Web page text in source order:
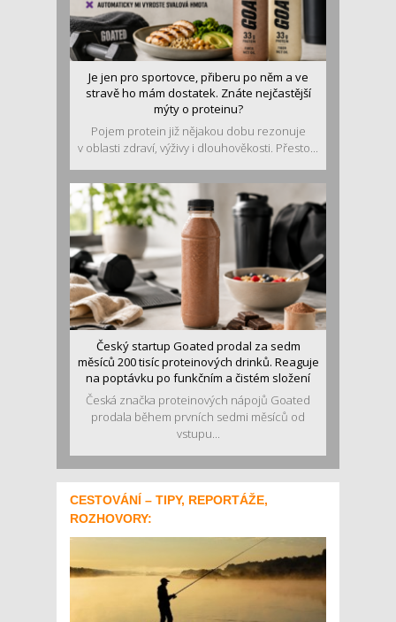
Je jen pro sportovce, přiberu po něm a ve
stravě ho mám dostatek. Znáte nejčastější
mýty o proteinu?
Pojem protein již nějakou dobu rezonuje
v oblasti zdraví, výživy i dlouhověkosti. Přesto...
Český startup Goated prodal za sedm
měsíců 200 tisíc proteinových drinků. Reaguje
na poptávku po funkčním a čistém složení
Česká značka proteinových nápojů Goated
prodala během prvních sedmi měsíců od
vstupu...
CESTOVÁNÍ – TIPY, REPORTÁŽE,
ROZHOVORY: